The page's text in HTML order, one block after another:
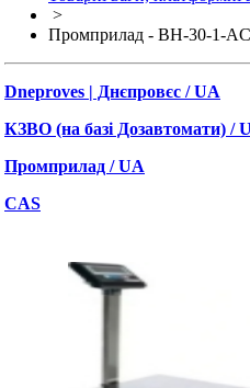
>
Промприлад - ВН-30-1-AC
Dneproves | Днєпровєс / UA
КЗВО (на базі Дозавтомати) /
Промприлад / UA
CAS